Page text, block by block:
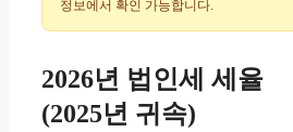
정보에서 확인 가능합니다.
2026년 법인세 세율
(2025년 귀속)